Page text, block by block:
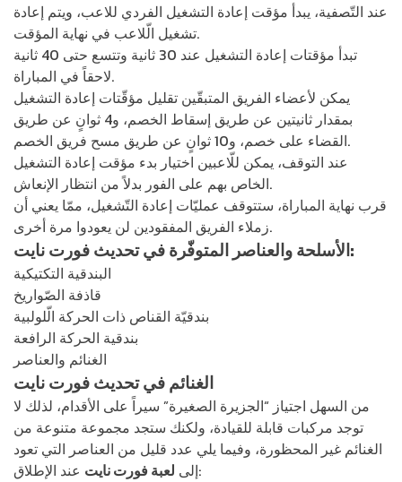
عند التّصفية، يبدأ مؤقت إعادة التشغيل الفردي للاعب، ويتم إعادة
تشغيل الّلاعب في نهاية المؤقت.
تبدأ مؤقتات إعادة التشغيل عند 30 ثانية وتتسع حتى 40 ثانية
لاحقاً في المباراة.
يمكن لأعضاء الفريق المتبقّين تقليل مؤقّتات إعادة التشغيل
بمقدار ثانيتين عن طريق إسقاط الخصم، و4 ثوانٍ عن طريق
القضاء على خصم، و10 ثوانٍ عن طريق مسح فريق الخصم.
عند التوقف، يمكن للّاعبين اختيار بدء مؤقت إعادة التشغيل
الخاص بهم على الفور بدلاً من انتظار الإنعاش.
قرب نهاية المباراة، ستتوقف عمليّات إعادة التّشغيل، ممّا يعني أن
زملاء الفريق المفقودين لن يعودوا مرة أخرى.
الأسلحة والعناصر المتوفّرة فيتحديثفورت نايت :
البندقية التكتيكية
قاذفة الصّواريخ
بندقيّة القناص ذات الحركة الّلولبية
بندقية الحركة الرافعة
الغنائم والعناصر
الغنائم فيتحديث فورت نايت
من السهل اجتياز “الجزيرة الصغيرة” سيراً على الأقدام، لذلك لا
توجد مركبات قابلة للقيادة، ولكنك ستجد مجموعة متنوعة من
الغنائم غير المحظورة، وفيما يلي عدد قليل من العناصر التي تعود
إلى لعبة فورت نايت
عند الإطلاق: